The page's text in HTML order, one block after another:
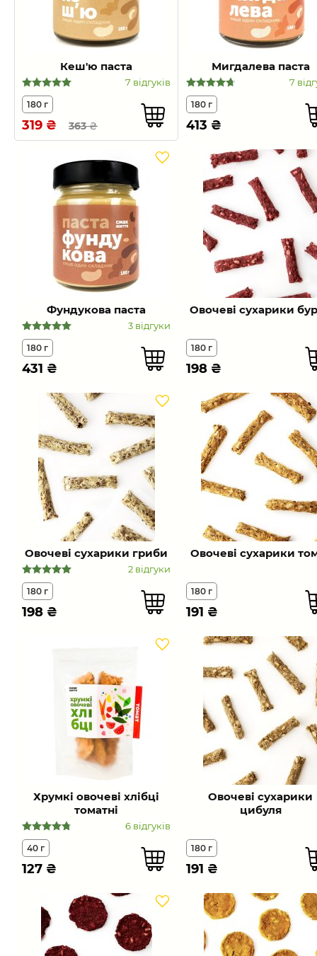
Кеш'ю паста
7 відгуків
180 г
319 ₴ 363₴
Мигдалева паста
7
180 г
413 ₴
Фундукова паста
3 відгуки
180 г
431 ₴
Овочеві сухарики
180 г
198 ₴
Овочеві сухарики гриби
2 відгуки
180 г
198 ₴
Овочеві сухарики
180 г
191 ₴
Хрумкі овочеві хлібці
томатні
6 відгуків
40 г
127 ₴
Овочеві сухарики
цибуля
180 г
191 ₴